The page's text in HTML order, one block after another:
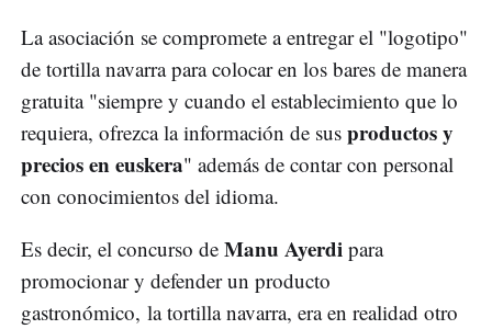
La asociación se compromete a entregar el "logotipo"
de tortilla navarra para colocar en los bares de manera
gratuita "siempre y cuando el establecimiento que lo
requiera, ofrezca la información de sus productos y
precios en euskera" además de contar con personal
con conocimientos del idioma.
Es decir, el concurso de Manu Ayerdi para
promocionar y defender un producto
gastronómico, la tortilla navarra, era en realidad otro